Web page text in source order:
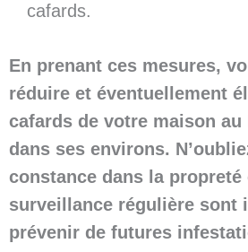
cafards.
En prenant ces mesures,
réduire et éventuellement
cafards de votre maison au
dans ses environs.
constance dans la propreté
surveillance régulière sont
prévenir de futures